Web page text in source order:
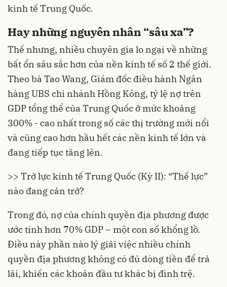
kinh tế Trung Quốc.
Hay những nguyên nhân “sâu xa”?
Thế nhưng, nhiều chuyên gia lo ngại về những
bất ổn sâu sắc hơn của nền kinh tế số 2 thế giới.
Theo bà Tao Wang, Giám đốc điều hành Ngân
hàng UBS chi nhánh Hồng Kông, tỷ lệ nợ trên
GDP tổng thể của Trung Quốc ở mức khoảng
300% - cao nhất trong số các thị trường mới nổi
và cũng cao hơn hầu hết các nền kinh tế lớn và
đang tiếp tục tăng lên.
>> Trở lực kinh tế Trung Quốc (Kỳ II): “Thế lực”
nào đang cản trở?
Trong đó, nợ của chính quyền địa phương được
ước tính hơn 70% GDP – một con số khổng lồ.
Điều này phần nào lý giải việc nhiều chính
quyền địa phương không có đủ dòng tiền để trả
lãi, khiến các khoản đầu tư khác bị đình trệ.